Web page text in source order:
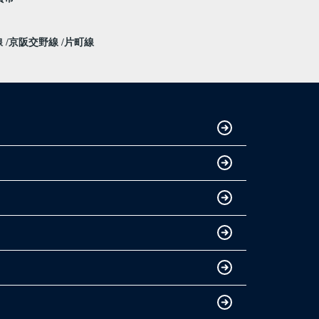
京阪交野線 片町線